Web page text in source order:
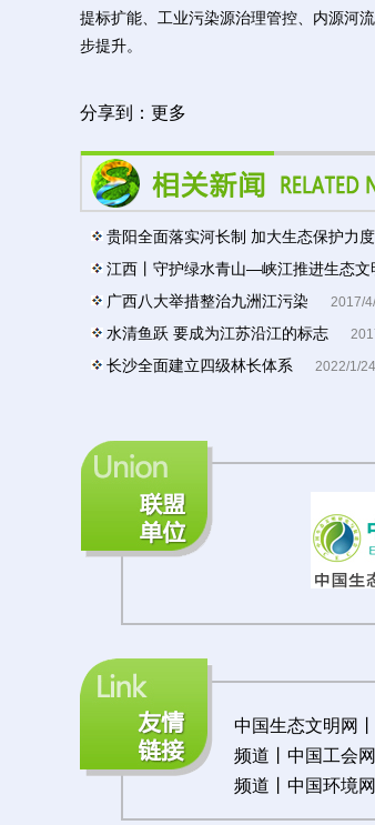
提标扩能、工业污染源治理管控、内源河
步提升。
分享到： 更多
贵阳全面落实河长制 加大生态保护力度
江西丨守护绿水青山—峡江推进生态文
广西八大举措整治九洲江污染 2017/
水清鱼跃 要成为江苏沿江的标志
长沙全面建立四级林长体系 2022/1/
中国生态文明网
频道
中国工会
频道
中国环境网